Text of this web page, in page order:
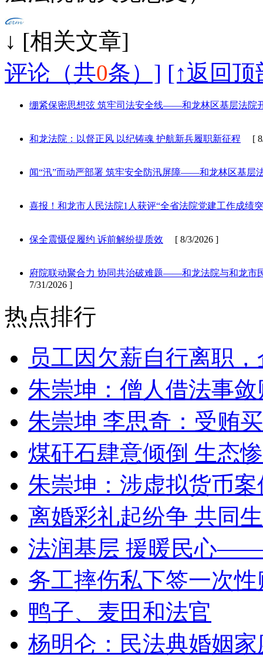
↓ [相
评论（共0条）] [↑返回顶
绷紧保密思想弦 筑牢司法安全线——和龙林区基层法院
和龙法院：以督正风 以纪铸魂 护航新兵履职新征程 [ 8/
闻“汛”而动严部署 筑牢安全防汛屏障——和龙林区基层
喜报！和龙市人民法院1人获评“全省法院党建工作成绩
保全震慑促履约 诉前解纷提质效 [ 8/3/2026 ]
府院联动聚合力 协同共治破难题——和龙法院与和龙市
7/31/2026 ]
热点排行
员工因欠薪自行离职
朱崇坤：僧人借法事
朱崇坤 李思奇：受贿
煤矸石肆意倾倒 生态
朱崇坤：涉虚拟货币
离婚彩礼起纷争 共同
法润基层 援暖民心
务工摔伤私下签一次
鸭子、麦田和法官
杨明仑：民法典婚姻